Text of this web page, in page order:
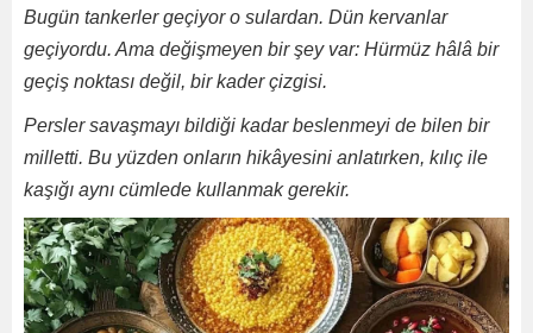
Bugün tankerler geçiyor o sulardan. Dün kervanlar
geçiyordu. Ama değişmeyen bir şey var: Hürmüz hâlâ bir
geçiş noktası değil, bir kader çizgisi.
Persler savaşmayı bildiği kadar beslenmeyi de bilen bir
milletti. Bu yüzden onların hikâyesini anlatırken, kılıç ile
kaşığı aynı cümlede kullanmak gerekir.